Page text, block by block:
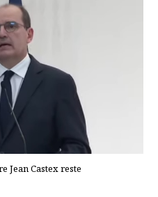
Jean Castex reste